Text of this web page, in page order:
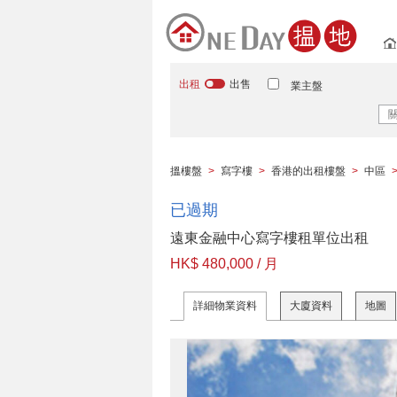
出租 出售 業主盤
搵樓盤 > 寫字樓 > 香港的出租樓盤 > 中區 >
已過期
遠東金融中心寫字樓租單位出租
HK$ 480,000 / 月
詳細物業資料 大廈資料 地圖